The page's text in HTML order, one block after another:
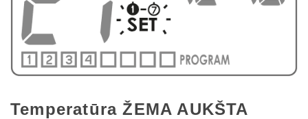
Temperatūra ŽEMA AUKŠTA